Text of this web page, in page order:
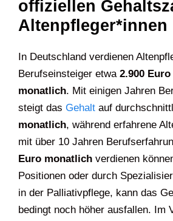
offiziellen
Altenpfleger*innen
In Deutschland verdienen
Berufseinsteiger etwa 2.900
monatlich. Mit einigen Jahren
steigt das Gehalt auf
monatlich, während erfahrene
mit über 10 Jahren
Euro monatlich verdienen
Positionen oder durch
in der Palliativpflege, kann das
bedingt noch höher ausfallen. Im